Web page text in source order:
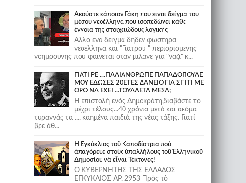
Ακούστε κάποιον Γάκη που ειναι δείγμα του
μέσου νεοέλληνα που ισοπεδώνει κάθε
έννοια της στοιχειώδους λογικής
Αλλο ενα δειγμα δηδεν φωστηρα
νεοελληνα και "Γιατρου " περιορισμενης
νοημοσυνης που φαινεται οταν μιλανε για "ναζι" κ...
ΓΙΑΤΙ ΡΕ ....ΠΑΛΙΑΝΘΡΩΠΕ ΠΑΠΑΔΟΠΟΥΛΕ
ΜΟΥ ΕΔΩΣΕΣ 20ΕΤΕΣ ΔΑΝΕΙΟ ΓΙΑ ΣΠΙΤΙ ΜΕ
ΟΡΟ ΝΑ ΕΧΕΙ ...ΤΟΥΑΛΕΤΑ ΜΕΣΑ;
Η επιστολή ενός Δημοκράτη,διαβάστε το
μέχρι τέλους...40 χρόνια μετά και ακόμα
τυραννάς τα .... καημένα παιδιά της νέας τάξης. Γιατί
βρε άθ...
Ἡ Ἐγκύκλιος τοῦ Καποδίστρια ποὺ
ἀπαγόρευε στοὺς ὑπαλλήλους τοῦ Ἑλληνικοῦ
Δημοσίου νὰ εἶναι Τέκτονες!
Ο ΚΥΒΕΡΝΗΤΗΣ ΤΗΣ ΕΛΛΑΔΟΣ
ΕΓΚΥΚΛΙΟΣ ΑΡ. 2953 Πρὸς τὸ